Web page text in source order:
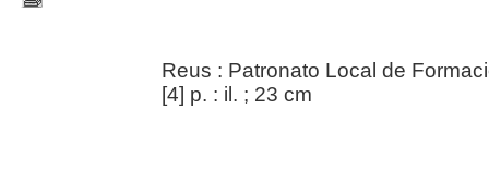
Reus : Patronato Local de
[4] p. : il. ; 23 cm